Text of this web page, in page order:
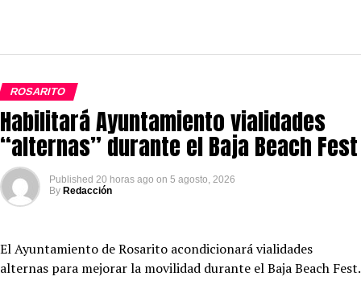
ROSARITO
Habilitará Ayuntamiento vialidades
“alternas” durante el Baja Beach Fest
Published 20 horas ago on 5 agosto, 2026
By Redacción
El Ayuntamiento de Rosarito acondicionará vialidades
alternas para mejorar la movilidad durante el Baja Beach Fest.